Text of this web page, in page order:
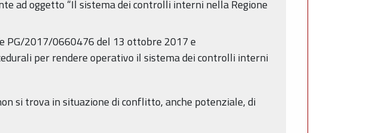
ad oggetto “Il sistema dei controlli interni nella Regione
PG/2017/0660476 del 13 ottobre 2017 e
per rendere operativo il sistema dei controlli interni
si trova in situazione di conflitto, anche potenziale, di